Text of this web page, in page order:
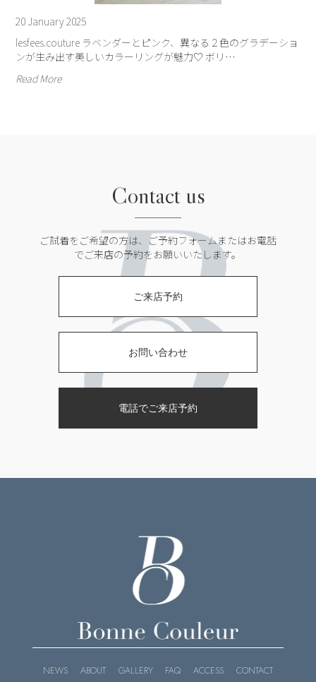
20 January 2025
lesfees.couture ラベンダーとピンク、異なる２色のグラデーショ
ンが生み出す美しいカラーリングが魅力♡ ボリ…
Read More
Contact us
ご試着をご希望の方は、ご予約フォームまたはお電話
でご来店の予約をお願いいたします。
ご来店予約
お問い合わせ
電話でご来店予約
NEWS ABOUT GALLERY FAQ ACCESS CONTACT